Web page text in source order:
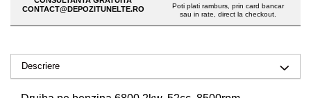
Unelte pentru gradina
Drujbe
Drujbe cu acumulator
Drujbe electrice
Telemetre Digitale
Aparate de sudura
Aparate de sudura cu plasma
CONTACT@DEPOZITUNELTE.RO
Poti plati ramburs, prin card bancar
sau in rate, direct la checkout.
Descriere